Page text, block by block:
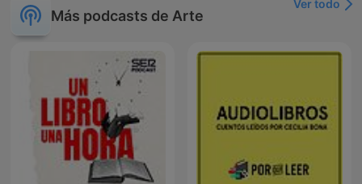
Más podcasts de Arte
Ver todo